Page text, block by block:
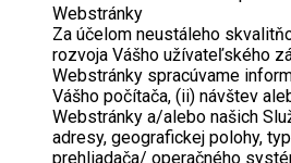
Webstránky
Za účelom neustáleho
rozvoja Vášho užívateľského
Webstránky spracúvame
Vášho počítača, (ii) návštev
Webstránky a/alebo našich
adresy, geografickej polohy,
prehliadača/ operačného